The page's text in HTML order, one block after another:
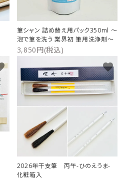
筆シャン 詰め替え用パック350ml ～
泡で筆を洗う 業界初 筆用洗浄剤～
3,850円(税込)
2026年干支筆 丙午-ひのえうま-
化粧箱入
favorite